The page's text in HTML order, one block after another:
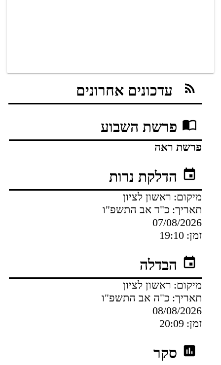
עדכונים אחרונים
פרשת השבוע
פרשת ראה
הדלקת נרות
מיקום: ראשון לציון
תאריך: כ"ד אב התשפ"ו
07/08/2026
זמן: 19:10
הבדלה
מיקום: ראשון לציון
תאריך: כ"ה אב התשפ"ו
08/08/2026
זמן: 20:09
סקר